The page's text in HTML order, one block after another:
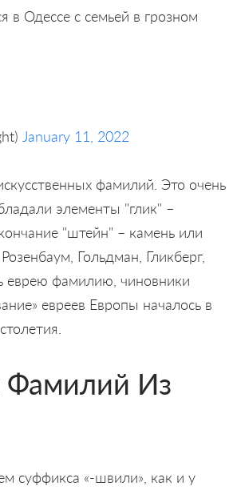
в Одессе с семьей в грозном
January 11, 2022
фамилий. Это очень
элементы "глик" –
"штейн" – камень или
Гольдман, Гликберг,
еврею фамилию, чиновники
евреев Европы началось в
Фамилий Из
суффикса «-швили», как и у